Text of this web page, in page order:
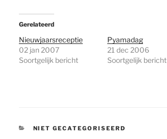
Gerelateerd
Nieuwjaarsreceptie
02 jan 2007
Soortgelijk bericht
Pyamadag
21 dec 2006
Soortgelijk bericht
CATEGORIEËN
NIET GECATEGORISEERD